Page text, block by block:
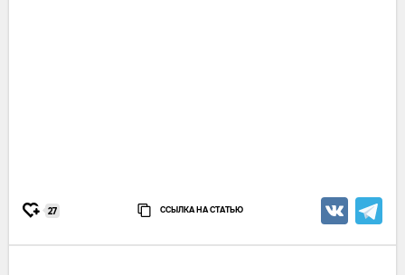
27 ССЫЛКА НА СТАТЬЮ